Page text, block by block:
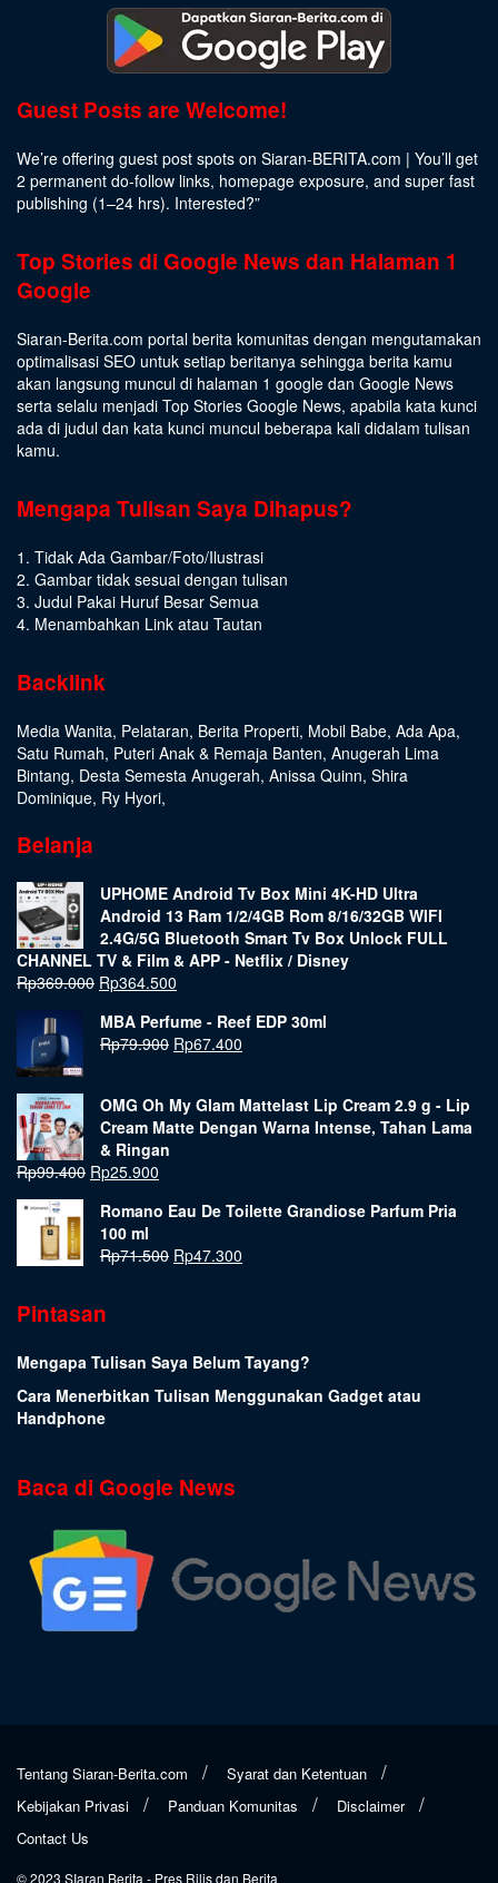
Guest Posts are Welcome!
We’re offering guest post spots on Siaran-BERITA.com | You’ll get
2 permanent do-follow links, homepage exposure, and super fast
publishing (1–24 hrs). Interested?”
Top Stories di Google News dan Halaman 1
Google
Siaran-Berita.com portal berita komunitas dengan mengutamakan
optimalisasi SEO untuk setiap beritanya sehingga berita kamu
akan langsung muncul di halaman 1 google dan Google News
serta selalu menjadi Top Stories Google News, apabila kata kunci
ada di judul dan kata kunci muncul beberapa kali didalam tulisan
kamu.
Mengapa Tulisan Saya Dihapus?
1. Tidak Ada Gambar/Foto/Ilustrasi
2. Gambar tidak sesuai dengan tulisan
3. Judul Pakai Huruf Besar Semua
4. Menambahkan Link atau Tautan
Backlink
Media Wanita, Pelataran, Berita Properti, Mobil Babe, Ada Apa,
Satu Rumah, Puteri Anak & Remaja Banten, Anugerah Lima
Bintang, Desta Semesta Anugerah, Anissa Quinn, Shira
Dominique, Ry Hyori,
Belanja
UPHOME Android Tv Box Mini 4K-HD Ultra
Android 13 Ram 1/2/4GB Rom 8/16/32GB WIFI
2.4G/5G Bluetooth Smart Tv Box Unlock FULL
CHANNEL TV & Film & APP - Netflix / Disney
Rp369.000 Rp364.500
MBA Perfume - Reef EDP 30ml
Rp79.900 Rp67.400
OMG Oh My Glam Mattelast Lip Cream 2.9 g - Lip
Cream Matte Dengan Warna Intense, Tahan Lama
& Ringan
Rp99.400 Rp25.900
Romano Eau De Toilette Grandiose Parfum Pria
100 ml
Rp71.500 Rp47.300
Pintasan
Mengapa Tulisan Saya Belum Tayang?
Cara Menerbitkan Tulisan Menggunakan Gadget atau
Handphone
Baca di Google News
Tentang Siaran-Berita.com
Syarat dan Ketentuan
Kebijakan Privasi
Panduan Komunitas
Disclaimer
Contact Us
© 2023 SIaran Berita - Pres Rilis dan Berita